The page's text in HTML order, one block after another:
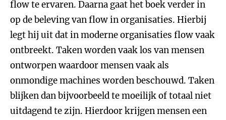
flow te ervaren. Daarna gaat het boek verder in
op de beleving van flow in organisaties. Hierbij
legt hij uit dat in moderne organisaties flow vaak
ontbreekt. Taken worden vaak los van mensen
ontworpen waardoor mensen vaak als
onmondige machines worden beschouwd. Taken
blijken dan bijvoorbeeld te moeilijk of totaal niet
uitdagend te zijn. Hierdoor krijgen mensen een